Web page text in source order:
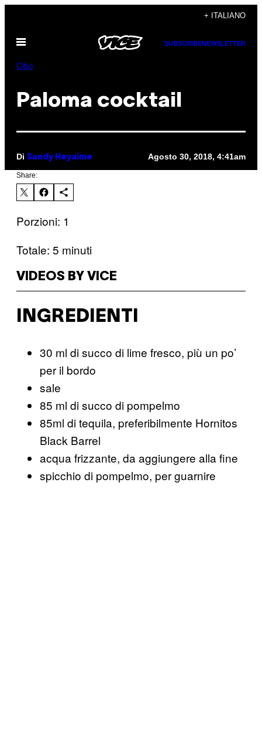
contenuto
+ ITALIANO
Apri
SUBSCRIBENEWSLETTER
Cibo
Paloma cocktail
Di Sandy Heyaime Agosto 30, 2018, 4:41am
Share:
Porzioni: 1
Totale: 5 minuti
VIDEOS BY VICE
INGREDIENTI
30 ml di succo di lime fresco, più un po’
per il bordo
sale
85 ml di succo di pompelmo
85ml di tequila, preferibilmente Hornitos
Black Barrel
acqua frizzante, da aggiungere alla fine
spicchio di pompelmo, per guarnire